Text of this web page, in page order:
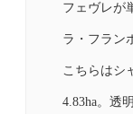
フェヴレが
ラ・フラン
こちらはシ
4.83ha。透